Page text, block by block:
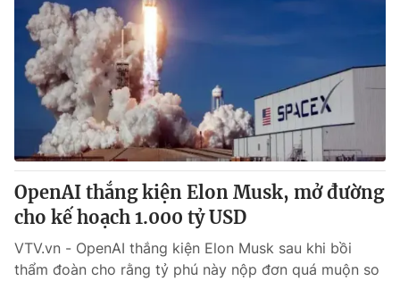
OpenAI thắng kiện Elon Musk, mở đường
cho kế hoạch 1.000 tỷ USD
VTV.vn - OpenAI thắng kiện Elon Musk sau khi bồi
thẩm đoàn cho rằng tỷ phú này nộp đơn quá muộn so